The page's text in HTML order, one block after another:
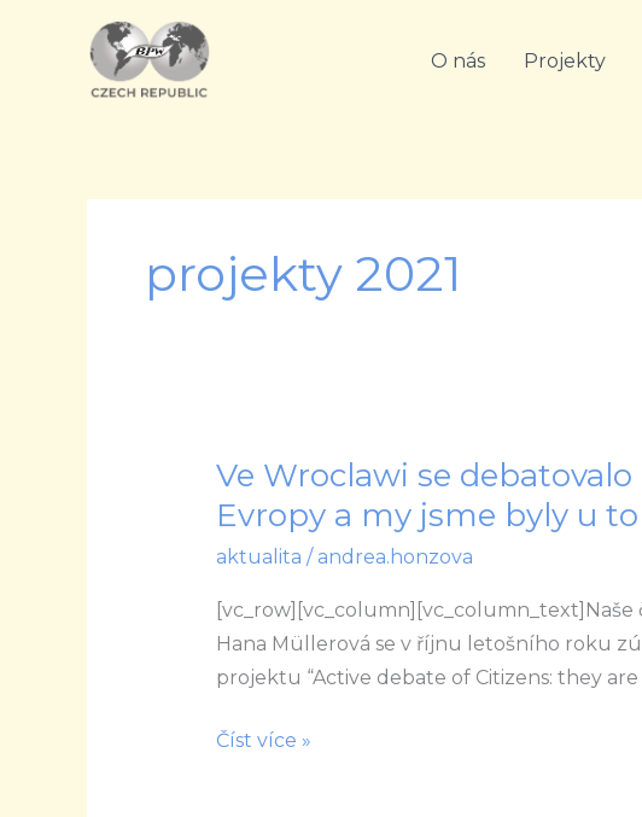
O nás Projekty
projekty 2021
Ve Wroclawi se
Evropy a my jsme byly u
aktualita / andrea.honzova
[vc_row][vc_column][vc_column_text]Naše
Hana Müllerová se v říjnu letošního roku
projektu “Active debate of Citizens: they
Ve
Wroclawi
debatovalo
o
budoucnosti
Evropy
my
Číst více »